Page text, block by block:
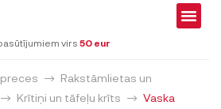
virs 50 eur
Rakstāmlietas un
Krītiņi un tāfeļu krīts
Vaska